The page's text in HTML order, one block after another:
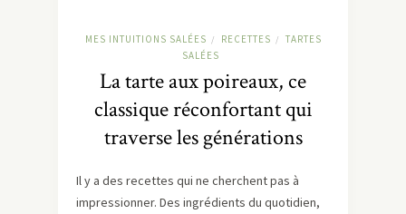
MES INTUITIONS SALÉES / RECETTES /
TARTES
SALÉES
La tarte aux poireaux, ce
classique réconfortant qui
traverse les générations
Il y a des recettes qui ne cherchent pas à
impressionner. Des ingrédients du quotidien,